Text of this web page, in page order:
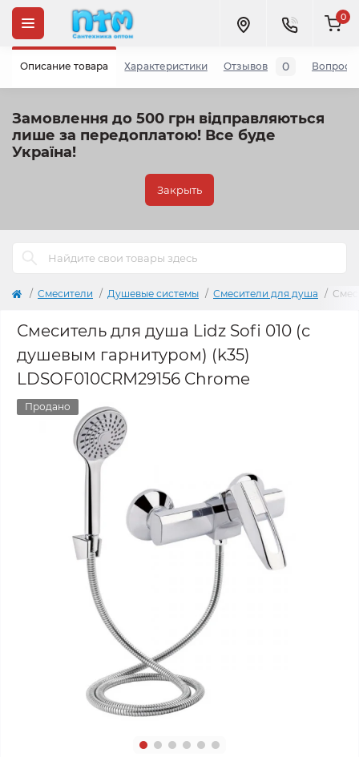
Замовлення до 500 грн відправляються
лише за передоплатою! Все буде
Україна!
Закрыть
0
Cмесители Душевые системы Смесители для душа
Смеситель для душа Lidz Sofi 010 (с
душевым гарнитуром) (k35)
LDSOF010CRM29156 Chrome
Продано
Описание товара Характеристики Отзывов 0 Вопросы